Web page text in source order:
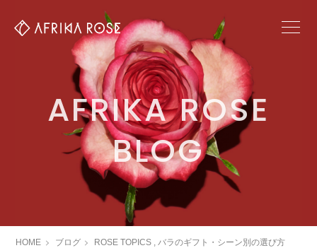
AFRIKA ROSE
BLOG
HOME ブログ ROSE TOPICS , バラのギフト・シーン別の選び方